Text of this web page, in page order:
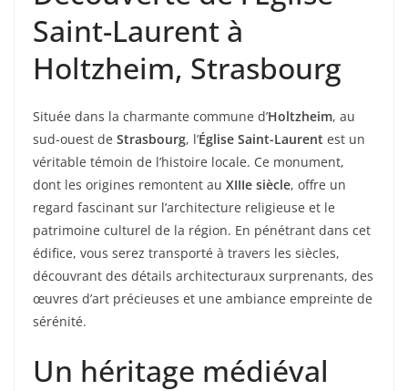
Saint-Laurent à
Holtzheim, Strasbourg
Située dans la charmante commune d’Holtzheim, au
sud-ouest de Strasbourg, l’Église Saint-Laurent est un
véritable témoin de l’histoire locale. Ce monument,
dont les origines remontent au XIIIe siècle, offre un
regard fascinant sur l’architecture religieuse et le
patrimoine culturel de la région. En pénétrant dans cet
édifice, vous serez transporté à travers les siècles,
découvrant des détails architecturaux surprenants, des
œuvres d’art précieuses et une ambiance empreinte de
sérénité.
Un héritage médiéval